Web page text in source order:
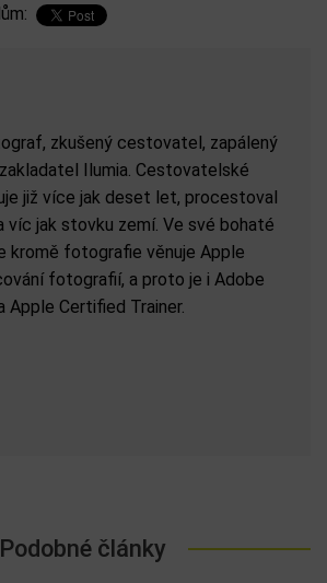
zkušený cestovatel, zapálený
Ilumia. Cestovatelské
již více jak deset let, procestoval
víc jak stovku zemí. Ve své bohaté
kromě fotografie věnuje Apple
fotografií, a proto je i Adobe
Apple Certified Trainer.
Podobné články